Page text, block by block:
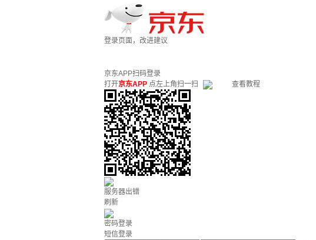
登录页面，改进建议
京东APP扫码登录
打开京东APP 点左上角扫一扫 查看教程
服务器出错
刷新
密码登录
短信登录